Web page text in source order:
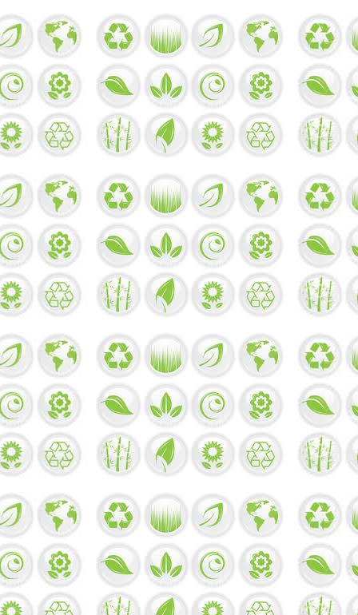
统？
古
人
養
生：
心
養
神
強
免
疫
力
之